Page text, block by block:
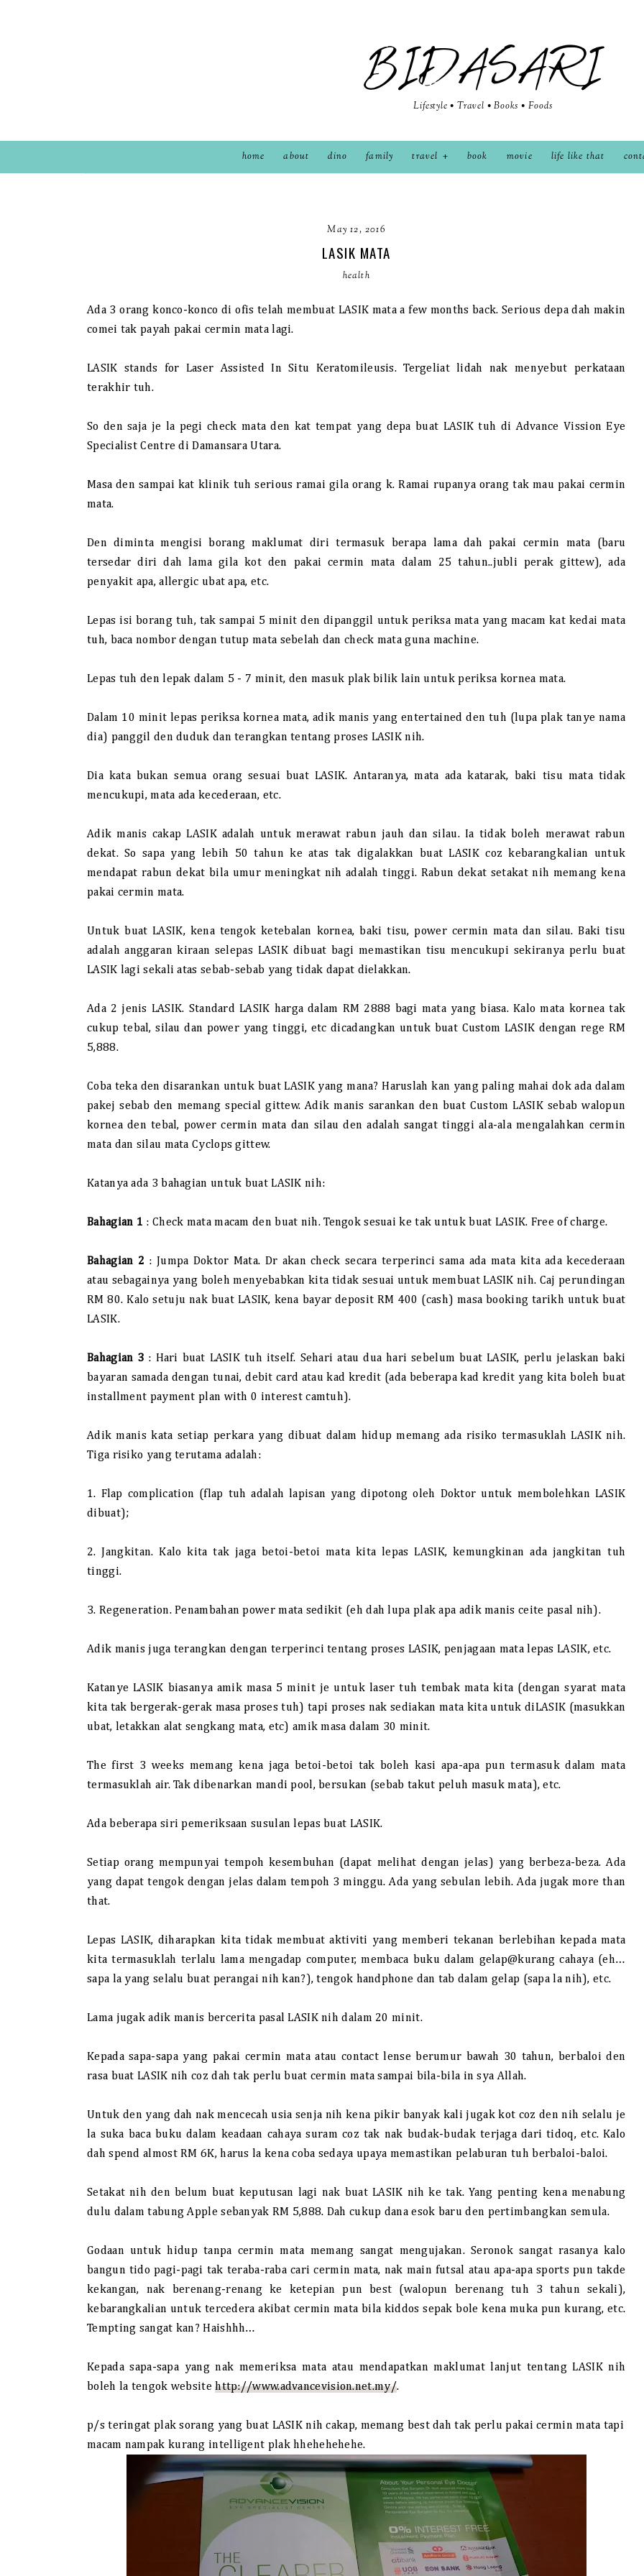
BIDASARI
Lifestyle • Travel • Books • Foods
home about dino family travel book movie life like that
May 12, 2016
LASIK MATA
health
Ada 3 orang konco-konco di ofis telah membuat LASIK mata a few months back. Serious depa dah makin
comei tak payah pakai cermin mata lagi.
LASIK stands for Laser Assisted In Situ Keratomileusis. Tergeliat lidah nak menyebut perkataan
terakhir tuh.
So den saja je la pegi check mata den kat tempat yang depa buat LASIK tuh di Advance Vission Eye
Specialist Centre di Damansara Utara.
Masa den sampai kat klinik tuh serious ramai gila orang k. Ramai rupanya orang tak mau pakai cermin
mata.
Den diminta mengisi borang maklumat diri termasuk berapa lama dah pakai cermin mata (baru
tersedar diri dah lama gila kot den pakai cermin mata dalam 25 tahun..jubli perak gittew), ada
penyakit apa, allergic ubat apa, etc.
Lepas isi borang tuh, tak sampai 5 minit den dipanggil untuk periksa mata yang macam kat kedai mata
tuh, baca nombor dengan tutup mata sebelah dan check mata guna machine.
Lepas tuh den lepak dalam 5 - 7 minit, den masuk plak bilik lain untuk periksa kornea mata.
Dalam 10 minit lepas periksa kornea mata, adik manis yang entertained den tuh (lupa plak tanye nama
dia) panggil den duduk dan terangkan tentang proses LASIK nih.
Dia kata bukan semua orang sesuai buat LASIK. Antaranya, mata ada katarak, baki tisu mata tidak
mencukupi, mata ada kecederaan, etc.
Adik manis cakap LASIK adalah untuk merawat rabun jauh dan silau. Ia tidak boleh merawat rabun
dekat. So sapa yang lebih 50 tahun ke atas tak digalakkan buat LASIK coz kebarangkalian untuk
mendapat rabun dekat bila umur meningkat nih adalah tinggi. Rabun dekat setakat nih memang kena
pakai cermin mata.
Untuk buat LASIK, kena tengok ketebalan kornea, baki tisu, power cermin mata dan silau. Baki tisu
adalah anggaran kiraan selepas LASIK dibuat bagi memastikan tisu mencukupi sekiranya perlu buat
LASIK lagi sekali atas sebab-sebab yang tidak dapat dielakkan.
Ada 2 jenis LASIK. Standard LASIK harga dalam RM 2888 bagi mata yang biasa. Kalo mata kornea tak
cukup tebal, silau dan power yang tinggi, etc dicadangkan untuk buat Custom LASIK dengan rege RM
5,888.
Coba teka den disarankan untuk buat LASIK yang mana? Haruslah kan yang paling mahai dok ada dalam
pakej sebab den memang special gittew. Adik manis sarankan den buat Custom LASIK sebab walopun
kornea den tebal, power cermin mata dan silau den adalah sangat tinggi ala-ala mengalahkan cermin
mata dan silau mata Cyclops gittew.
Katanya ada 3 bahagian untuk buat LASIK nih:
Bahagian 1 : Check mata macam den buat nih. Tengok sesuai ke tak untuk buat LASIK. Free of charge.
Bahagian 2 : Jumpa Doktor Mata. Dr akan check secara terperinci sama ada mata kita ada kecederaan
atau sebagainya yang boleh menyebabkan kita tidak sesuai untuk membuat LASIK nih. Caj perundingan
RM 80. Kalo setuju nak buat LASIK, kena bayar deposit RM 400 (cash) masa booking tarikh untuk buat
LASIK.
Bahagian 3 : Hari buat LASIK tuh itself. Sehari atau dua hari sebelum buat LASIK, perlu jelaskan baki
bayaran samada dengan tunai, debit card atau kad kredit (ada beberapa kad kredit yang kita boleh buat
installment payment plan with 0 interest camtuh).
Adik manis kata setiap perkara yang dibuat dalam hidup memang ada risiko termasuklah LASIK nih.
Tiga risiko yang terutama adalah:
1. Flap complication (flap tuh adalah lapisan yang dipotong oleh Doktor untuk membolehkan LASIK
dibuat);
2. Jangkitan. Kalo kita tak jaga betoi-betoi mata kita lepas LASIK, kemungkinan ada jangkitan tuh
tinggi.
3. Regeneration. Penambahan power mata sedikit (eh dah lupa plak apa adik manis ceite pasal nih).
Adik manis juga terangkan dengan terperinci tentang proses LASIK, penjagaan mata lepas LASIK, etc.
Katanye LASIK biasanya amik masa 5 minit je untuk laser tuh tembak mata kita (dengan syarat mata
kita tak bergerak-gerak masa proses tuh) tapi proses nak sediakan mata kita untuk diLASIK (masukkan
ubat, letakkan alat sengkang mata, etc) amik masa dalam 30 minit.
The first 3 weeks memang kena jaga betoi-betoi tak boleh kasi apa-apa pun termasuk dalam mata
termasuklah air. Tak dibenarkan mandi pool, bersukan (sebab takut peluh masuk mata), etc.
Ada beberapa siri pemeriksaan susulan lepas buat LASIK.
Setiap orang mempunyai tempoh kesembuhan (dapat melihat dengan jelas) yang berbeza-beza. Ada
yang dapat tengok dengan jelas dalam tempoh 3 minggu. Ada yang sebulan lebih. Ada jugak more than
that.
Lepas LASIK, diharapkan kita tidak membuat aktiviti yang memberi tekanan berlebihan kepada mata
kita termasuklah terlalu lama mengadap computer, membaca buku dalam gelap@kurang cahaya (eh…
sapa la yang selalu buat perangai nih kan?), tengok handphone dan tab dalam gelap (sapa la nih), etc.
Lama jugak adik manis bercerita pasal LASIK nih dalam 20 minit.
Kepada sapa-sapa yang pakai cermin mata atau contact lense berumur bawah 30 tahun, berbaloi den
rasa buat LASIK nih coz dah tak perlu buat cermin mata sampai bila-bila in sya Allah.
Untuk den yang dah nak mencecah usia senja nih kena pikir banyak kali jugak kot coz den nih selalu je
la suka baca buku dalam keadaan cahaya suram coz tak nak budak-budak terjaga dari tidoq, etc. Kalo
dah spend almost RM 6K, harus la kena coba sedaya upaya memastikan pelaburan tuh berbaloi-baloi.
Setakat nih den belum buat keputusan lagi nak buat LASIK nih ke tak. Yang penting kena menabung
dulu dalam tabung Apple sebanyak RM 5,888. Dah cukup dana esok baru den pertimbangkan semula.
Godaan untuk hidup tanpa cermin mata memang sangat mengujakan. Seronok sangat rasanya kalo
bangun tido pagi-pagi tak teraba-raba cari cermin mata, nak main futsal atau apa-apa sports pun takde
kekangan, nak berenang-renang ke ketepian pun best (walopun berenang tuh 3 tahun sekali),
kebarangkalian untuk tercedera akibat cermin mata bila kiddos sepak bole kena muka pun kurang, etc.
Tempting sangat kan? Haishhh…
Kepada sapa-sapa yang nak memeriksa mata atau mendapatkan maklumat lanjut tentang LASIK nih
boleh la tengok websitehttp://www.advancevision.net.my/.
p/s teringat plak sorang yang buat LASIK nih cakap, memang best dah tak perlu pakai cermin mata tapi
macam nampak kurang intelligent plak hhehehehehe.